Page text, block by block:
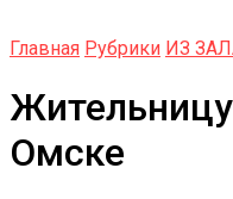
Главная Рубрики ИЗ
Омске